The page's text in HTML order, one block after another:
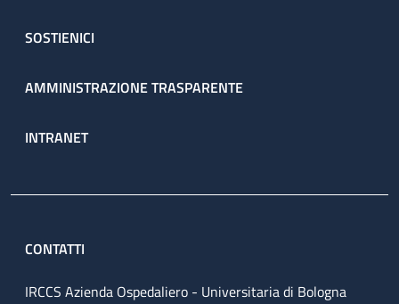
SOSTIENICI
AMMINISTRAZIONE TRASPARENTE
INTRANET
CONTATTI
IRCCS Azienda Ospedaliero - Universitaria di Bologna